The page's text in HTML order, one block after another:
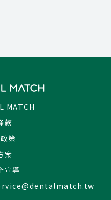
MATCH
款
策
案
宣導